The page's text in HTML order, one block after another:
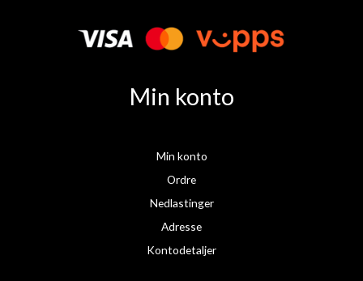
b
o
g
m
Min konto
Min konto
Ordre
Nedlastinger
Adresse
Kontodetaljer